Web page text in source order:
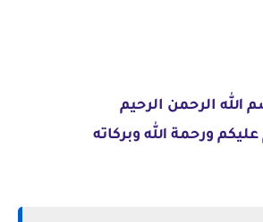
الله الرحمن الرحيم
ورحمة الله وبركاته